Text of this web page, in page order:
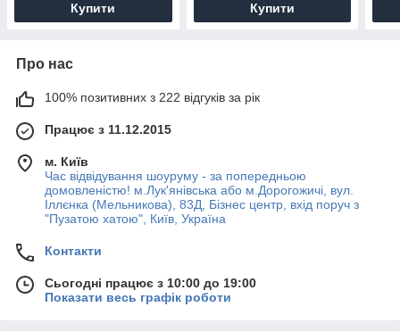
Купити Купити
Про нас
100% позитивних з 222 відгуків за рік
Працює з 11.12.2015
м. Київ
Час відвідування шоуруму - за попередньою
домовленістю! м.Лук'янівська або м.Дорогожичі, вул.
Іллєнка (Мельникова), 83Д, Бізнес центр, вхід поруч з
"Пузатою хатою", Київ, Україна
Контакти
Сьогодні працює з 10:00 до 19:00
Показати весь графік роботи